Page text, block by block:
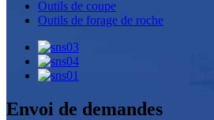
Outils de coupe
Outils de forage de roche
Envoi de demandes